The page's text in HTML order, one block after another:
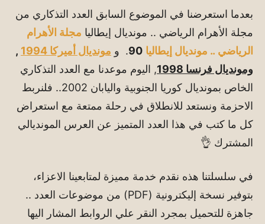
بعدما استعرضنا في الموضوع السابق العدد التذكاري من
مجلة الأهرام الرياضي .. مونديال إيطاليا مجلة الأهرام
الرياضي .. مونديال إيطاليا 90. و مونديال أميركا 1994
,
ومونديال فرنسا 1998
, اليوم موعدنا مع العدد التذكاري
الخاص بمونديال كوريا الجنوبية واليابان 2002.. فلنربط
الاحزمة ونستعد للانطلاق في رحلة ممتعة مع استعراض
كل ما كتب في هذا العدد المتميز عن العرس المونديالي
المشترك 👌
في سلسلتنا هذه نقدم خدمة مميزة لمتابعينا الاعزاء،
بتوفير نسخة إليكترونية (PDF) من موضوعات العدد ..
جاهزة للتحميل بمجرد النقر علي الروابط المشار اليها